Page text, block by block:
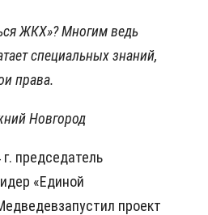
ЖКХ»? Многим ведь
специальных знаний,
права.
Новгород
председатель
«Единой
проект